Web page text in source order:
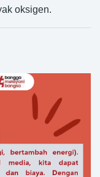
oksigen.